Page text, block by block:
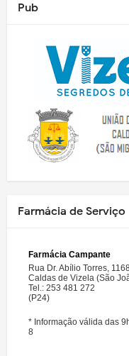
Pub
Farmácia de Serviço